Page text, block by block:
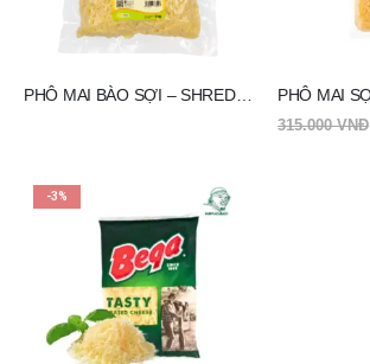
PHÔ MAI BÀO SỢI – SHREDDED CHEDDAR CHEESE ZELACHI 1KG
315.000VNĐ
-3%